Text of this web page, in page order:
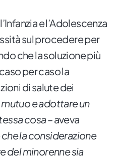
e l’Adolescenza
sul procedere per
che la soluzione più
per caso la
di salute dei
e adottare un
cosa– aveva
la considerazione
del minorenne sia